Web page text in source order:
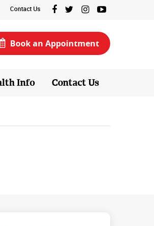
Contact Us
Book an Appointment
Info Contact Us